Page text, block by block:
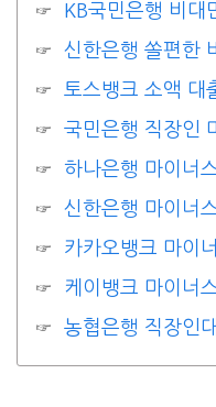
KB국민은행 비대
신한은행 쏠편한
토스뱅크 소액 대
국민은행 직장인
하나은행 마이너
신한은행 마이너
카카오뱅크 마이
케이뱅크 마이너
농협은행 직장인